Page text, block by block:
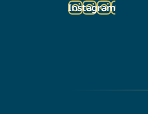
palveluun)
Instagram
(siirryt